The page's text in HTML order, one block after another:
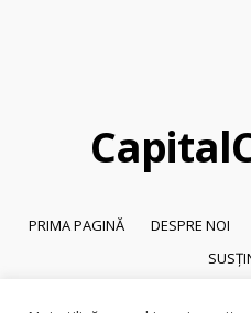
Capital
PRIMA PAGINĂ DESPRE NOI